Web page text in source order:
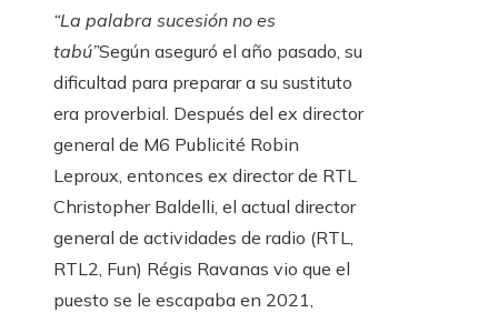
“La palabra sucesión no es
tabú”Según aseguró el año pasado, su
dificultad para preparar a su sustituto
era proverbial. Después del ex director
general de M6 Publicité Robin
Leproux, entonces ex director de RTL
Christopher Baldelli, el actual director
general de actividades de radio (RTL,
RTL2, Fun) Régis Ravanas vio que el
puesto se le escapaba en 2021,